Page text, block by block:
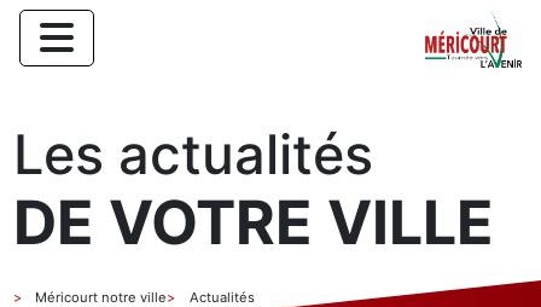
Les actualités
DE VOTRE VILLE
Méricourt notre ville Actualités